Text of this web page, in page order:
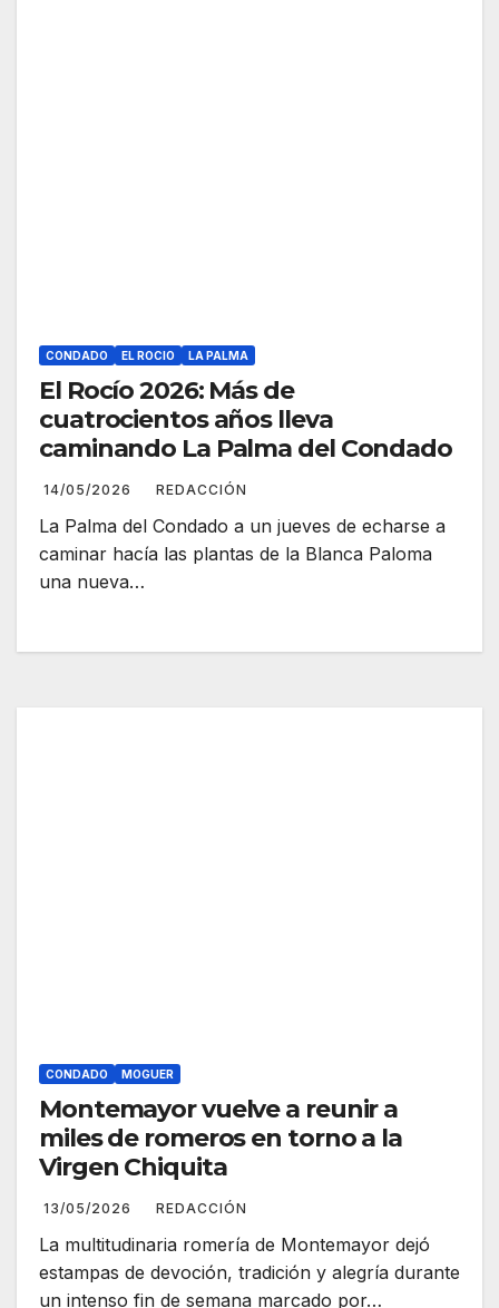
CONDADO EL ROCIO LA PALMA
El Rocío 2026: Más de
cuatrocientos años lleva
caminando La Palma del Condado
14/05/2026 REDACCIÓN
La Palma del Condado a un jueves de echarse a
caminar hacía las plantas de la Blanca Paloma
una nueva…
CONDADO MOGUER
Montemayor vuelve a reunir a
miles de romeros en torno a la
Virgen Chiquita
13/05/2026 REDACCIÓN
La multitudinaria romería de Montemayor dejó
estampas de devoción, tradición y alegría durante
un intenso fin de semana marcado por…